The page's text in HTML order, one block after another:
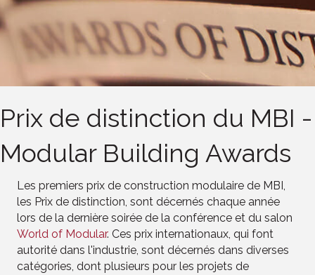
Prix de distinction du MBI -
Modular Building Awards
Les premiers prix de construction modulaire de MBI,
les Prix de distinction, sont décernés chaque année
lors de la dernière soirée de la conférence et du salon
World of Modular. Ces prix internationaux, qui font
autorité dans l'industrie, sont décernés dans diverses
catégories, dont plusieurs pour les projets de